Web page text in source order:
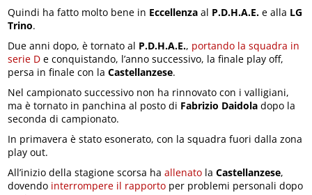
Quindi ha fatto molto bene in Eccellenza al P.D.H.A.E. e alla LG
Trino.
Due anni dopo, è tornato al P.D.H.A.E., portando la squadra in
serie D e conquistando, l’anno successivo, la finale play off,
persa in finale con laCastellanzese.
Nel campionato successivo non ha rinnovato con i valligiani,
ma è tornato in panchina al posto di Fabrizio Daidola dopo la
seconda di campionato.
In primavera è stato esonerato, con la squadra fuori dalla zona
play out.
All’inizio della stagione scorsa haallenato laCastellanzese,
dovendo interrompere il rapporto per problemi personali dopo